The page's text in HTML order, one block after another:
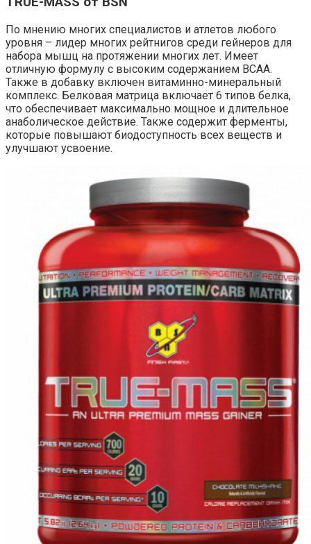
По мнению многих специалистов и атлетов любого
уровня – лидер многих рейтнигов среди гейнеров для
набора мышц на протяжении многих лет. Имеет
отличную формулу с высоким содержанием BCAA.
Также в добавку включен витаминно-минеральный
комплекс. Белковая матрица включает 6 типов белка,
что обеспечивает максимально мощное и длительное
анаболическое действие. Также содержит ферменты,
которые повышают биодоступность всех веществ и
улучшают усвоение.